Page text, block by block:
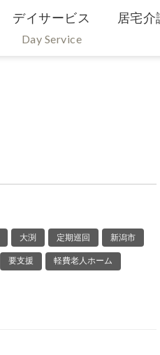
デイサービス
Day Service
居宅介
大渕 定期巡回 新潟市
要支援 軽費老人ホーム